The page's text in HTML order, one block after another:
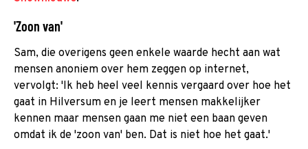
'Zoon van'
Sam, die overigens geen enkele waarde hecht aan wat
mensen anoniem over hem zeggen op internet,
vervolgt: 'Ik heb heel veel kennis vergaard over hoe het
gaat in Hilversum en je leert mensen makkelijker
kennen maar mensen gaan me niet een baan geven
omdat ik de 'zoon van' ben. Dat is niet hoe het gaat.'